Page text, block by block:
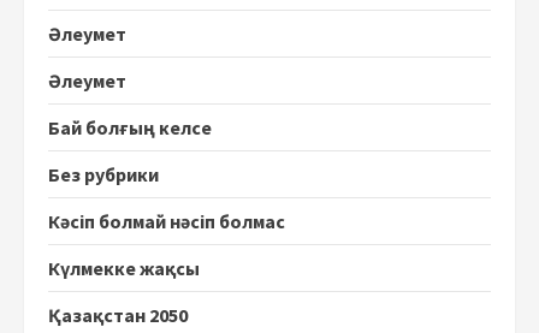
Әлеумет
Әлеумет
Бай болғың келсе
Без рубрики
Кәсіп болмай нәсіп болмас
Күлмекке жақсы
Қазақстан 2050